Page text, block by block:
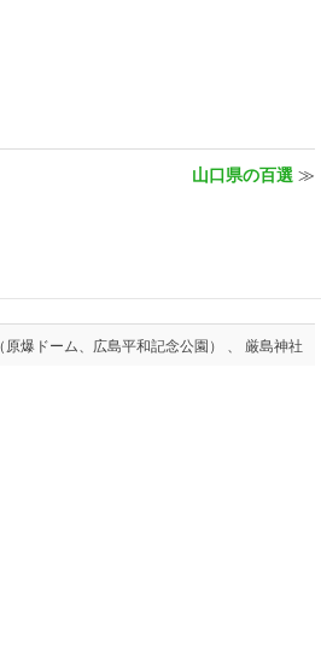
山口県の百選 ≫
瀬戸内海 、 広島の平和記念碑（原爆ドーム、広島平和記念公園） 、 厳島神社